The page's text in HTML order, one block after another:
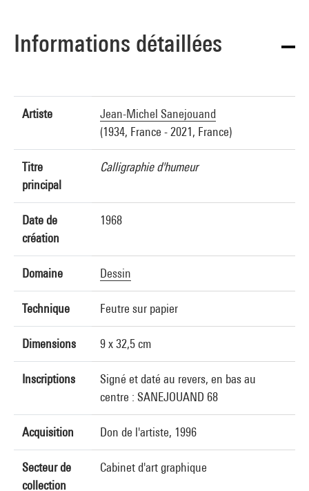
Informations détaillées
Artiste
Jean-Michel Sanejouand
(1934, France - 2021, France)
Titre
principal
Calligraphie d'humeur
Date de
création
1968
Domaine Dessin
Technique Feutre sur papier
Dimensions 9 x 32,5 cm
Inscriptions
Signé et daté au revers, en bas au
centre : SANEJOUAND 68
Acquisition Don de l'artiste, 1996
Secteur de
collection
Cabinet d'art graphique